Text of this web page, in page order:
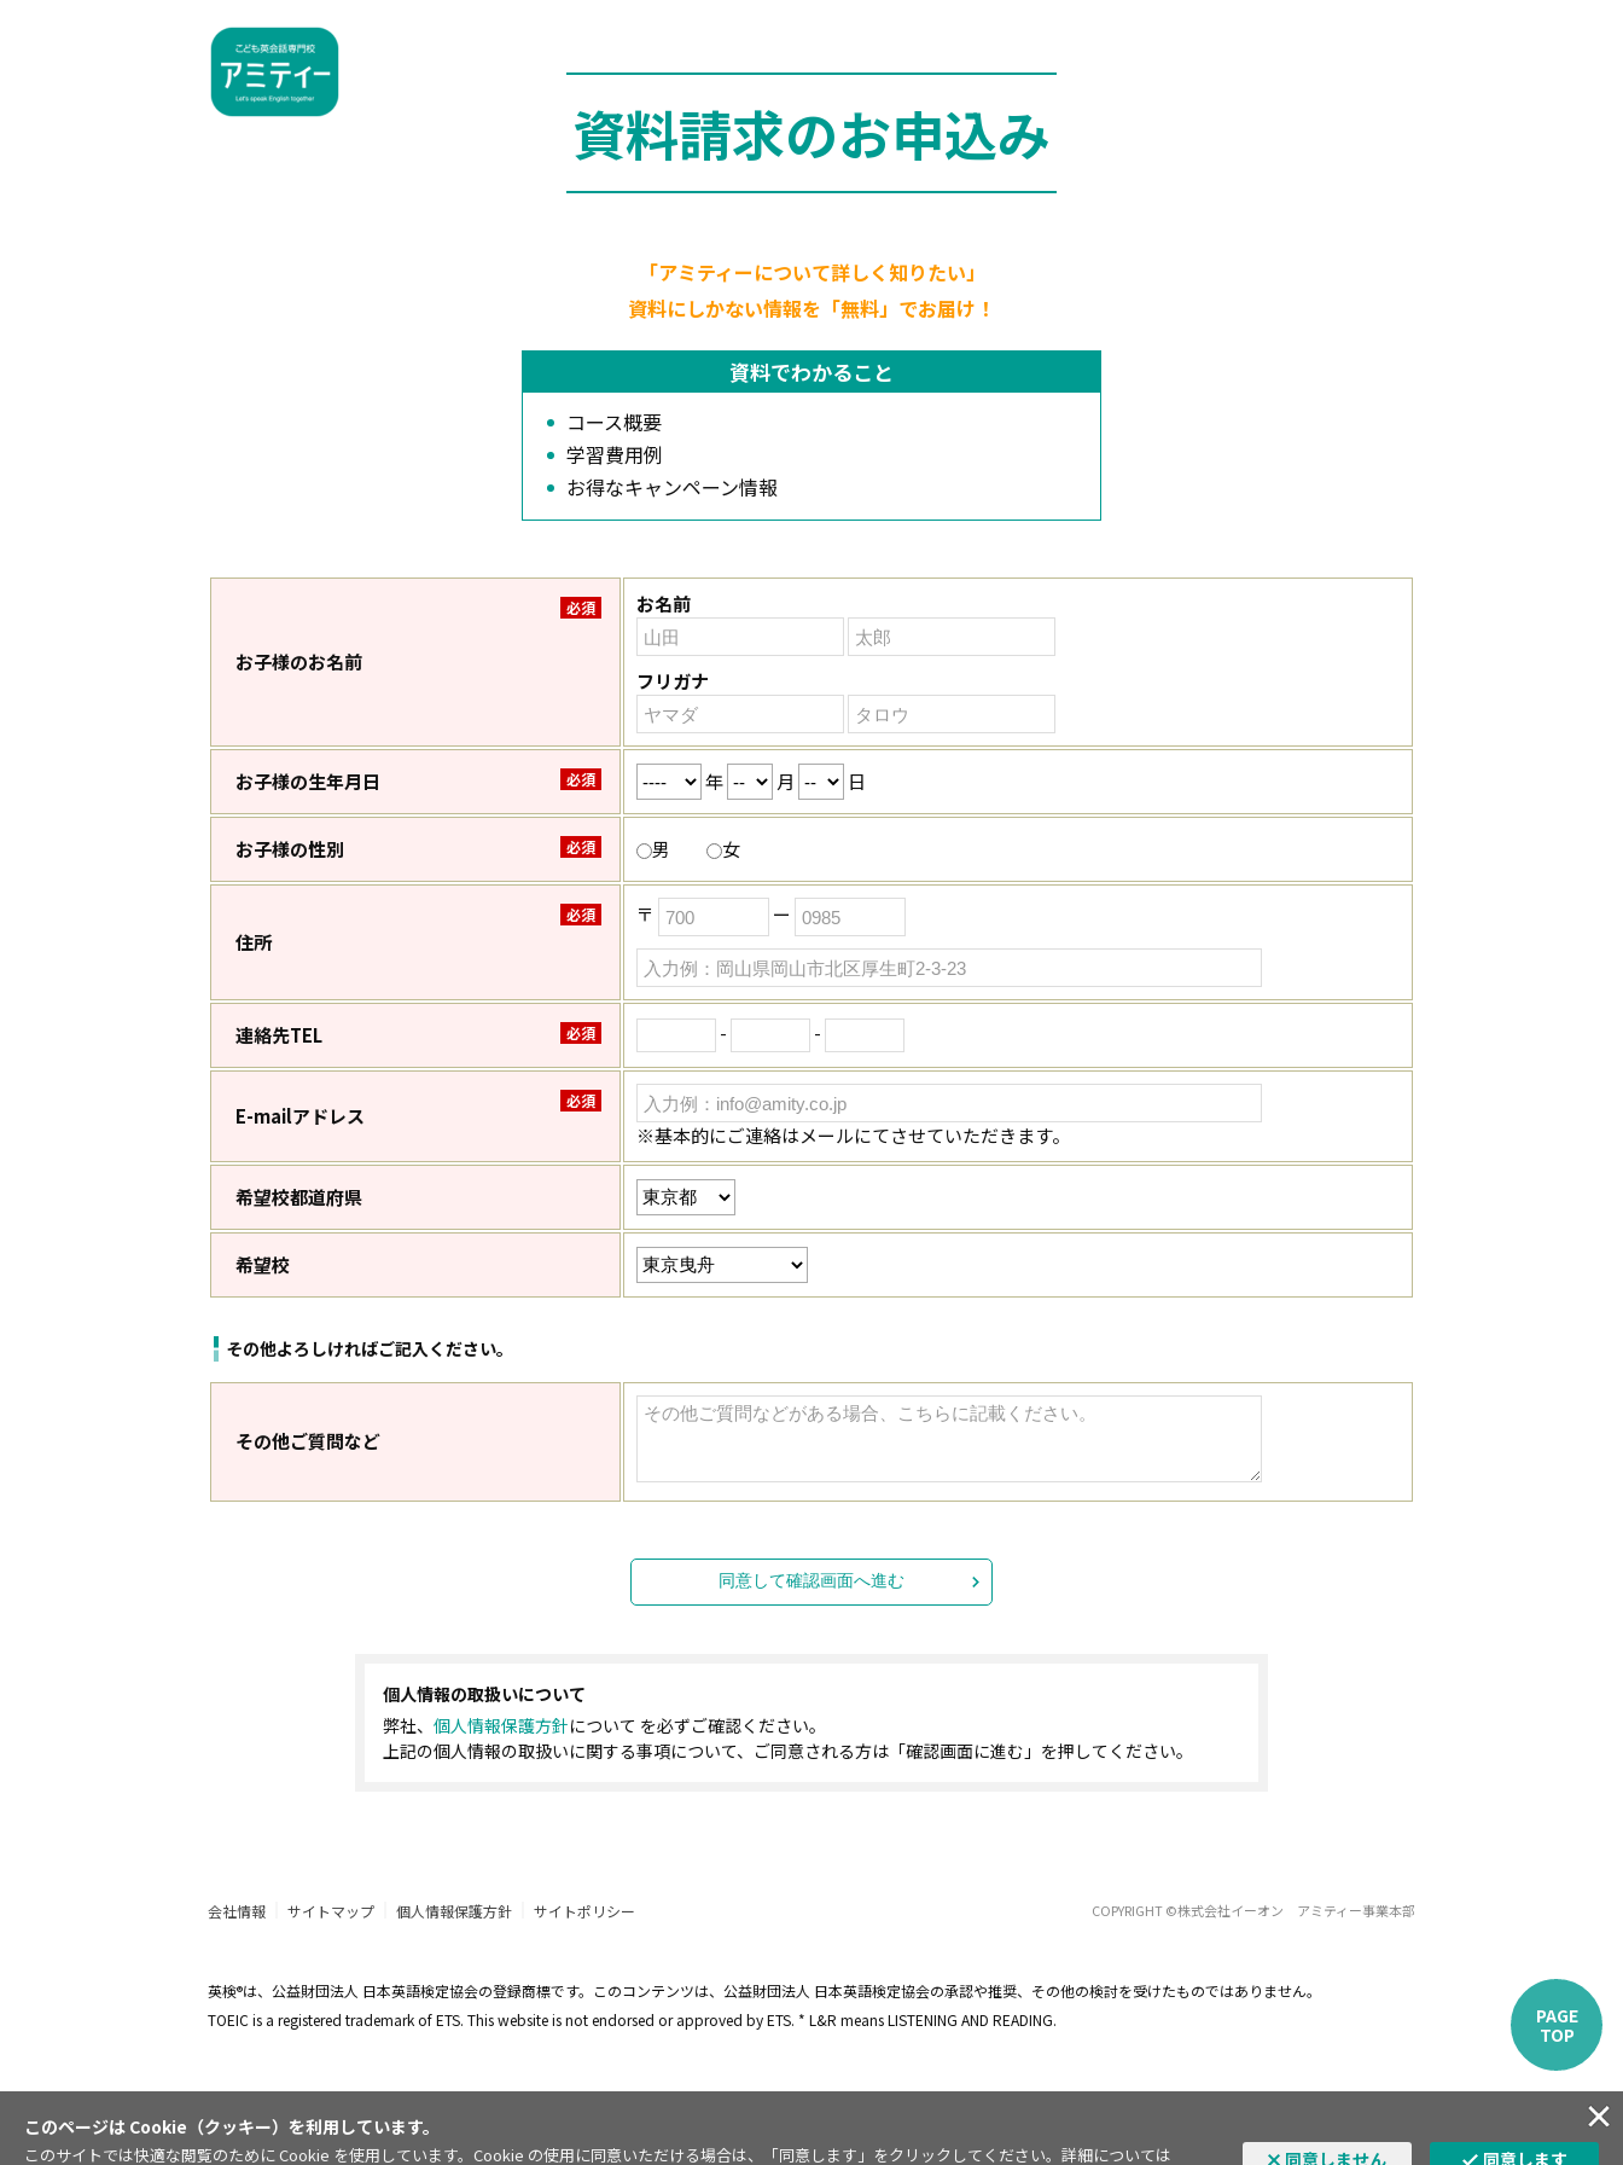
このページは Cookie（クッキー）を利用しています。
このサイトでは快適な閲覧のために Cookie を使用しています。Cookie の使用に同意いただける場合は、「同意します」をクリックしてください。詳細については 同意しません 同意します
資料請求のお申込み
「アミティーについて詳しく知りたい」
資料にしかない情報を「無料」でお届け！
資料でわかること
コース概要
学習費用例
お得なキャンペーン情報
お子様のお名前
必須 お名前
フリガナ
お子様の生年月日 必須 年 月 日
お子様の性別 必須 男 女
住所
必須 〒 ー
連絡先TEL 必須 - -
E-mailアドレス
必須
※基本的にご連絡はメールにてさせていただきます。
希望校都道府県
希望校
その他よろしければご記入ください。
その他ご質問など
同意して確認画面へ進む
個人情報の取扱いについて
弊社、 個人情報保護方針について を必ずご確認ください。
上記の個人情報の取扱いに関する事項について、ご同意される方は「確認画面に進む」を押してください。
PAGE
TOP
会社情報 サイトマップ 個人情報保護方針 サイトポリシー COPYRIGHT ©株式会社イーオン アミティー事業本部
英検®は、公益財団法人 日本英語検定協会の登録商標です。このコンテンツは、公益財団法人 日本英語検定協会の承認や推奨、その他の検討を受けたものではありません。
TOEIC is a registered trademark of ETS. This website is not endorsed or approved by ETS. * L&R means LISTENING AND READING.